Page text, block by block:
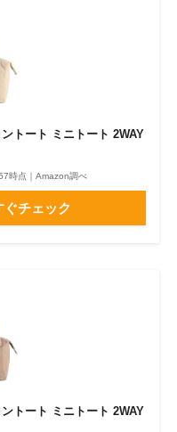
トート ミニトート 2WAY
時点｜Amazon調べ
チェック
トート ミニトート 2WAY